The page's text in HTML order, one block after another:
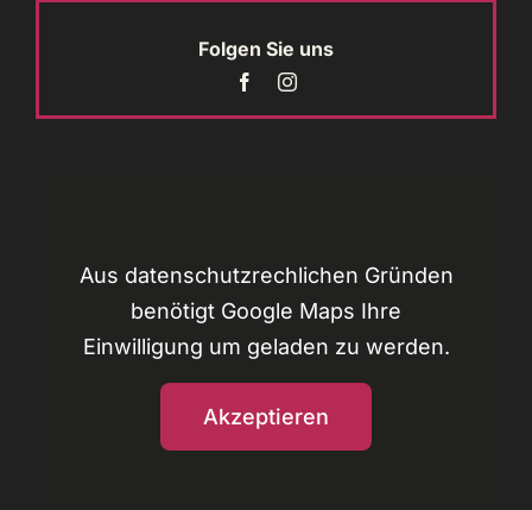
Folgen Sie uns
Aus datenschutzrechlichen Gründen
benötigt Google Maps Ihre
Einwilligung um geladen zu werden.
Akzeptieren